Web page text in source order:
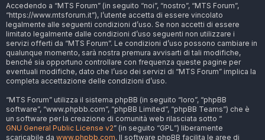
Accedendo a “MTS Forum” (in seguito “noi”, “nostro”, “MTS Forum”,
“https://www.mtsforum.it”), l’utente accetta di essere vincolato
legalmente alle seguenti condizioni d’uso. Se non accetti di essere
limitato legalmente dalle condizioni d’uso seguenti non utilizzare i
servizi offerti da “MTS Forum”. Le condizioni d’uso possono cambiare in
qualunque momento, sarà nostra premura avvisarti di tali modifiche,
benché sia opportuno controllare con frequenza queste pagine per
eventuali modifiche, dato che l’uso dei servizi di “MTS Forum” implica la
completa accettazione delle condizioni d’uso.
“MTS Forum” utilizza il sistema phpBB (in seguito “loro”, “phpBB
software”, “www.phpbb.com”, “phpBB Limited”, “phpBB Teams”) che è
un software per la creazione di comunità web rilasciata sotto “
GNU General Public License v2” (in seguito “GPL”) liberamente
scaricabile da www.phpbb.com. Il software phpBB facilita le aree di